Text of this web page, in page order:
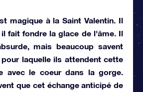
magique à la Saint Valentin. Il
fait fondre la glace de l'âme. Il
mais beaucoup savent
laquelle ils attendent cette
avec le coeur dans la gorge.
que cet échange anticipé de